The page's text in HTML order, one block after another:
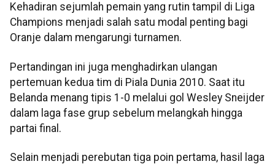
Kehadiran sejumlah pemain yang rutin tampil di Liga
Champions menjadi salah satu modal penting bagi
Oranje dalam mengarungi turnamen.
Pertandingan ini juga menghadirkan ulangan
pertemuan kedua tim di Piala Dunia 2010. Saat itu
Belanda menang tipis 1-0 melalui gol Wesley Sneijder
dalam laga fase grup sebelum melangkah hingga
partai final.
Selain menjadi perebutan tiga poin pertama, hasil laga